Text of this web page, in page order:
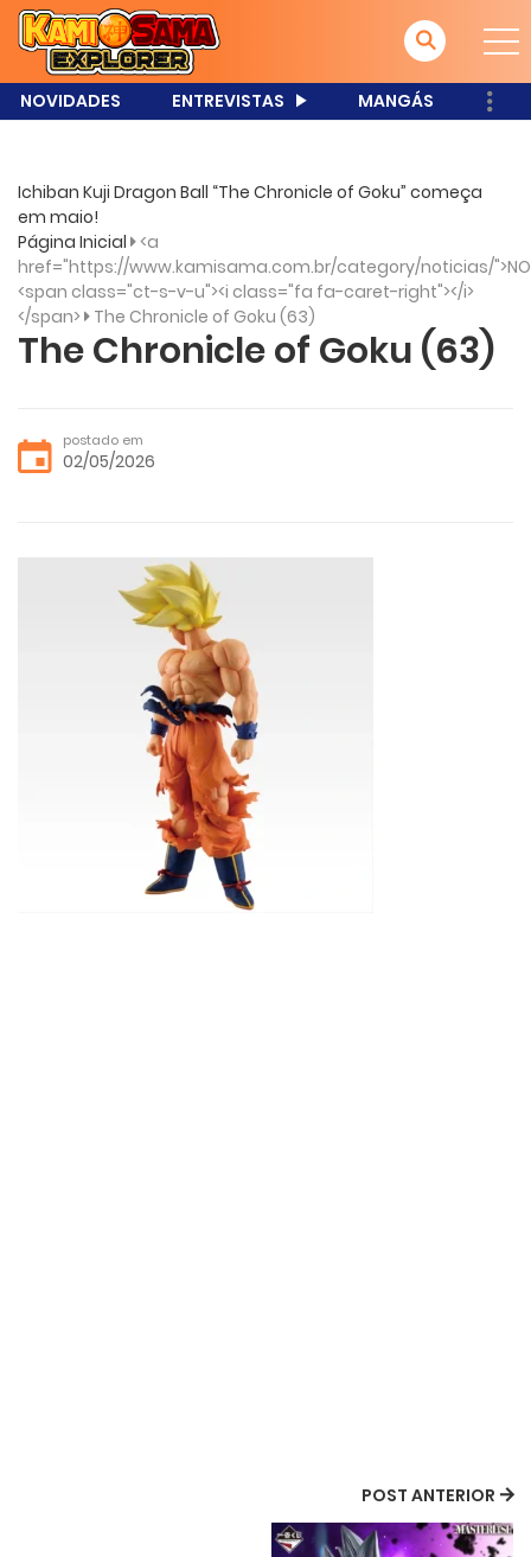
NOVIDADES ENTREVISTAS MANGÁS
Ichiban Kuji Dragon Ball “The Chronicle of Goku” começa
em maio!
Página Inicial <a
href="https://www.kamisama.com.br/category/noticias/
<span class="ct-s-v-u"><i class="fa fa-caret-right"></i>
</span> The Chronicle of Goku (63)
The Chronicle of Goku (63)
postado em
02/05/2026
POST ANTERIOR